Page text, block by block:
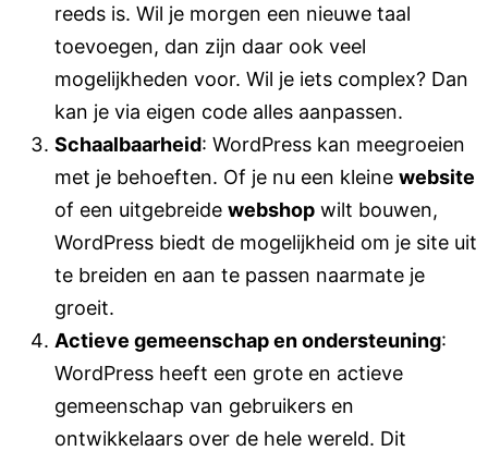
reeds is. Wil je morgen een nieuwe taal
toevoegen, dan zijn daar ook veel
mogelijkheden voor. Wil je iets complex? Dan
kan je via eigen code alles aanpassen.
Schaalbaarheid: WordPress kan meegroeien
met je behoeften. Of je nu een kleine website
of een uitgebreide webshop wilt bouwen,
WordPress biedt de mogelijkheid om je site uit
te breiden en aan te passen naarmate je
groeit.
Actieve gemeenschap en ondersteuning:
WordPress heeft een grote en actieve
gemeenschap van gebruikers en
ontwikkelaars over de hele wereld. Dit